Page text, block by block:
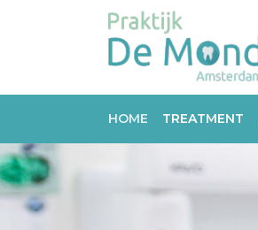
HOME TREATMENT